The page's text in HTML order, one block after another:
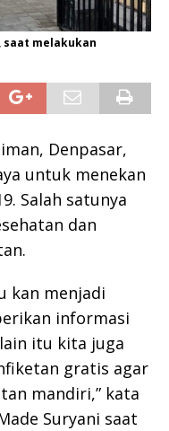
saat melakukan
Denpasar,
untuk menekan
Salah satunya
dan
kan menjadi
informasi
itu kita juga
gratis agar
mandiri,” kata
Suryani saat